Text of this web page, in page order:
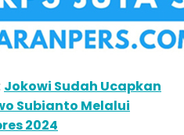
Jokowi Sudah Ucapkan
Subianto Melalui
2024